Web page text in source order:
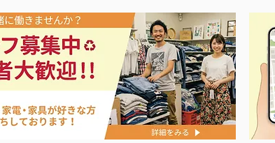
レディース春夏物衣料強化買取中‼️